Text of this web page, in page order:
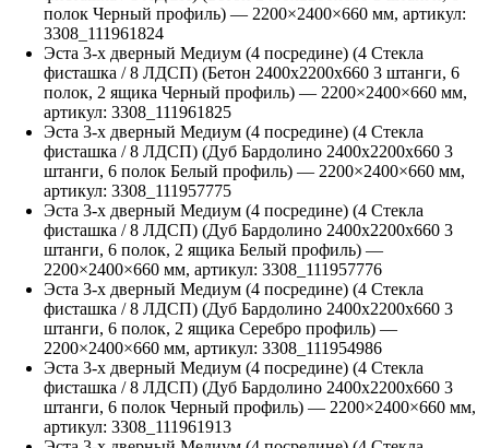
полок Черный профиль) — 2200×2400×660 мм, артикул:
3308_111961824
Эста 3-х дверный Медиум (4 посредине) (4 Стекла
фисташка / 8 ЛДСП) (Бетон 2400х2200х660 3 штанги, 6
полок, 2 ящика Черный профиль) — 2200×2400×660 мм,
артикул: 3308_111961825
Эста 3-х дверный Медиум (4 посредине) (4 Стекла
фисташка / 8 ЛДСП) (Дуб Бардолино 2400х2200х660 3
штанги, 6 полок Белый профиль) — 2200×2400×660 мм,
артикул: 3308_111957775
Эста 3-х дверный Медиум (4 посредине) (4 Стекла
фисташка / 8 ЛДСП) (Дуб Бардолино 2400х2200х660 3
штанги, 6 полок, 2 ящика Белый профиль) —
2200×2400×660 мм, артикул: 3308_111957776
Эста 3-х дверный Медиум (4 посредине) (4 Стекла
фисташка / 8 ЛДСП) (Дуб Бардолино 2400х2200х660 3
штанги, 6 полок, 2 ящика Серебро профиль) —
2200×2400×660 мм, артикул: 3308_111954986
Эста 3-х дверный Медиум (4 посредине) (4 Стекла
фисташка / 8 ЛДСП) (Дуб Бардолино 2400х2200х660 3
штанги, 6 полок Черный профиль) — 2200×2400×660 мм,
артикул: 3308_111961913